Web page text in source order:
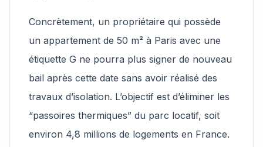
Concrètement, un propriétaire qui possède
un appartement de 50 m² à Paris avec une
étiquette G ne pourra plus signer de nouveau
bail après cette date sans avoir réalisé des
travaux d’isolation. L’objectif est d’éliminer les
“passoires thermiques” du parc locatif, soit
environ 4,8 millions de logements en France.